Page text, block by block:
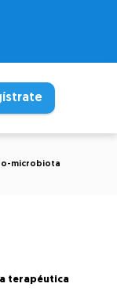
microbiota
terapéutica